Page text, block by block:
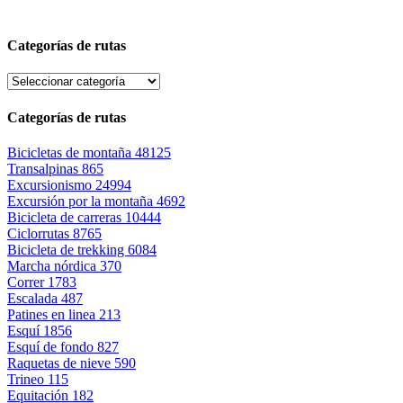
Categorías de rutas
Categorías de rutas
Bicicletas de montaña 48125
Transalpinas 865
Excursionismo 24994
Excursión por la montaña 4692
Bicicleta de carreras 10444
Ciclorrutas 8765
Bicicleta de trekking 6084
Marcha nórdica 370
Correr 1783
Escalada 487
Patines en linea 213
Esquí 1856
Esquí de fondo 827
Raquetas de nieve 590
Trineo 115
Equitación 182